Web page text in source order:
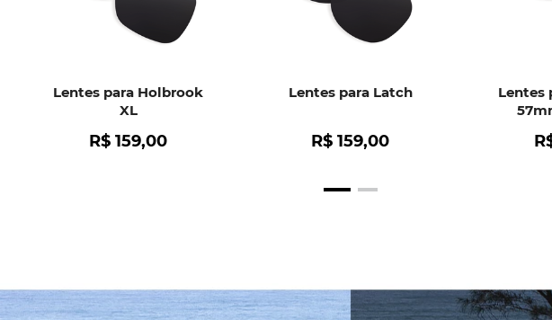
Lentes para Holbrook
XL
R$ 159,00
Lentes para Latch
R$ 159,00
Lentes